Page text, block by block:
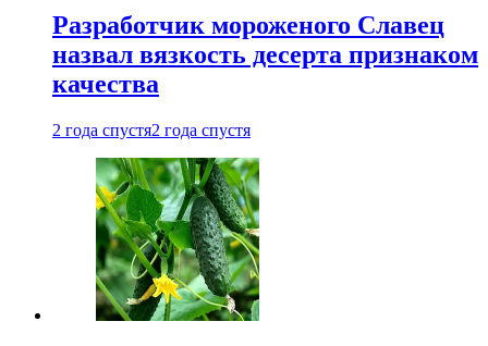
Разработчик мороженого Славец
назвал вязкость десерта признаком
качества
2 года спустя2 года спустя